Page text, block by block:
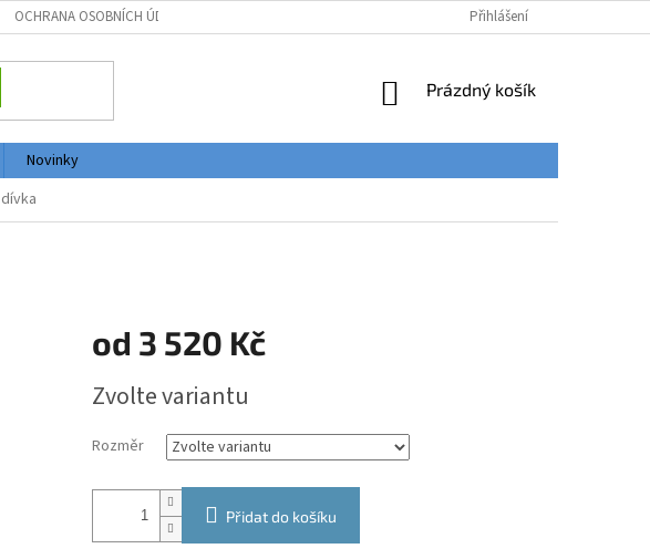
OCHRANA OSOBNÍCH ÚDAJŮ Přihlášení
NÁKUPNÍ
Prázdný košík
Novinky
od 3 520 Kč
cena:
Zvolte variantu
Rozměr
Přidat do košíku